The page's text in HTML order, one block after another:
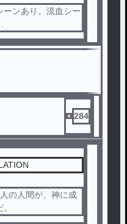
運命を賭けた、最悪
幕を開ける。
ンあり。流血シー
てください。
ム✖️大学四年生！！
ークルの卒業旅行に
くと、見覚えのない
じ込められていた。
製の輪がはめられ、
れたのは、スダと名
教師風の男。彼が告
、「12時間以内に最
284
の人間が、神に成